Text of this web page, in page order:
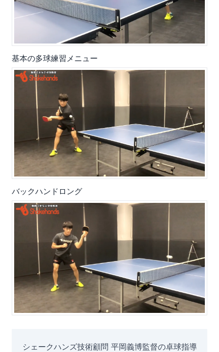
基本の多球練習メニュー
バックハンドロング
シェークハンズ技術顧問 平岡義博監督の卓球指導